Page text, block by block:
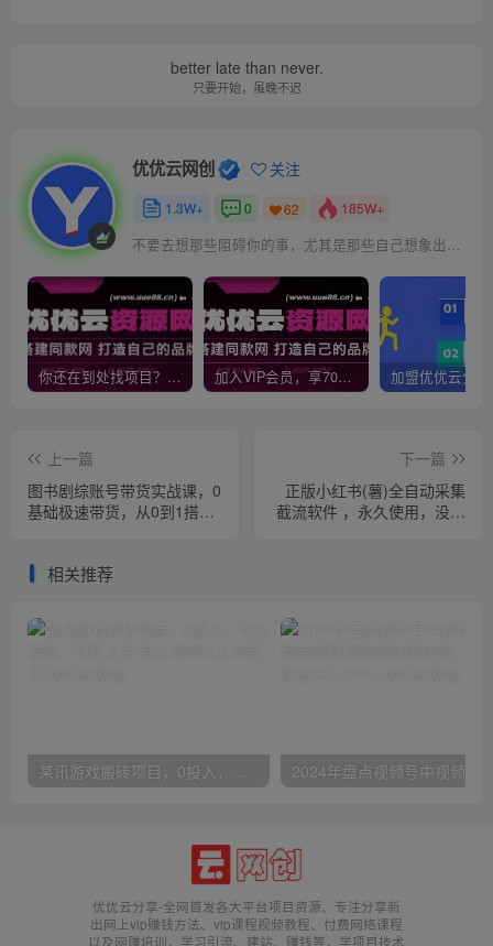
better late than never.
只要开始，虽晚不迟
优优云网创 关注
1.3W+ 0 62 185W+
不要去想那些阻碍你的事，尤其是那些自己想象出来的事
你还在到处找项目？还在当韭菜？我靠网创资源站一个月收入5万+，曾经我也是个失败者。 加入VIP会员，享70%的推广提成，免费学习多种网上创业课程，菜鸟秒变大神！
上一篇
图书剧综账号带货实战课，0
基础极速带货，从0到1搭建
下一篇
正版小红书(薯)全自动采集
截流软件 ，永久使用，没有
相关推荐
优优云分享-全网首发各大平台项目资源、专注分享新
出网上vip赚钱方法、vip课程视频教程、付费网络课程
以及网赚培训，学习引流、建站、赚钱等，学项目技术